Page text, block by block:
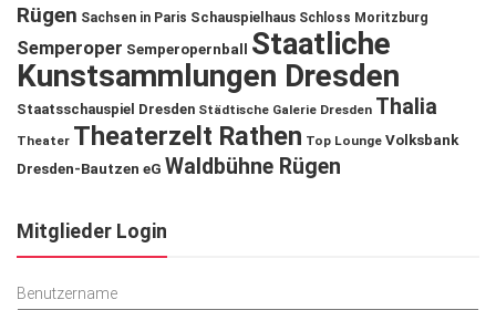
Rügen Sachsen in Paris Schauspielhaus Schloss Moritzburg
Semperoper Semperopernball
Staatliche
Kunstsammlungen Dresden
Staatsschauspiel Dresden Städtische Galerie Dresden Thalia
Theater Theaterzelt Rathen Top Lounge Volksbank
Dresden-Bautzen eG Waldbühne Rügen
Mitglieder Login
Benutzername